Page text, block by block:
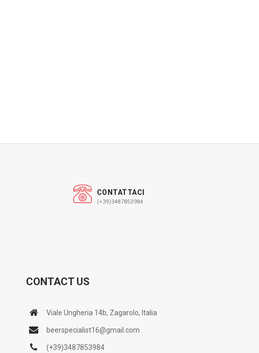
CONTATTACI
(+39)3487853984
CONTACT US
Viale Ungheria 14b, Zagarolo, Italia
beerspecialist16@gmail.com
(+39)3487853984